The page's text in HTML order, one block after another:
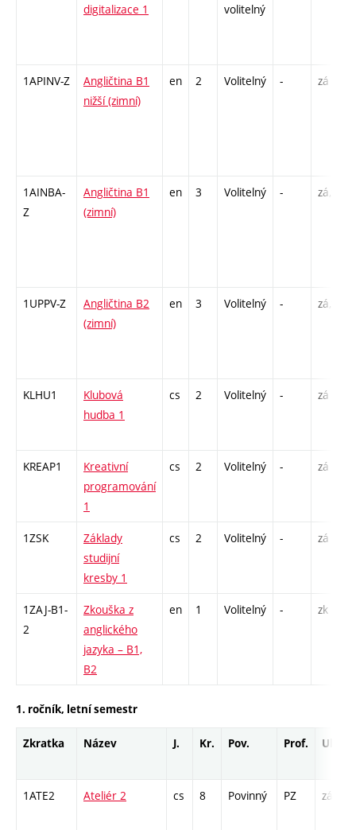
digitalizace 1
volitelný
1APINV-Z
Angličtina B1
nižší (zimní)
en 2 Volitelný - zá
1AINBA-
Z
Angličtina B1
(zimní)
en 3 Volitelný - zá,zk
1UPPV-Z
Angličtina B2
(zimní)
en 3 Volitelný - zá,zk
KLHU1
Klubová
hudba 1
cs 2 Volitelný - zá
KREAP1
Kreativní
programování
1
cs 2 Volitelný - zá
1ZSK
Základy
studijní
kresby 1
cs 2 Volitelný - zá
1ZAJ-B1-
2
Zkouška z
anglického
jazyka – B1,
B2
en 1 Volitelný - zk
1. ročník, letní semestr
Zkratka Název J. Kr. Pov. Prof. Uk.
1ATE2 Ateliér 2 cs 8 Povinný PZ zá